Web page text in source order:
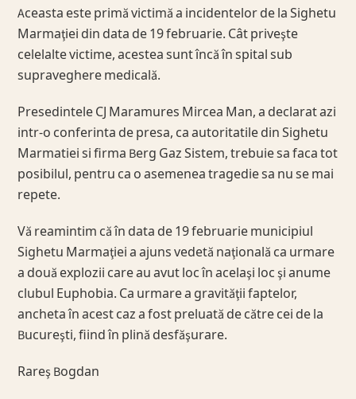
Aceasta este primă victimă a incidentelor de la Sighetu
Marmaţiei din data de 19 februarie. Cât priveşte
celelalte victime, acestea sunt încă în spital sub
supraveghere medicală.
Presedintele CJ Maramures Mircea Man, a declarat azi
intr-o conferinta de presa, ca autoritatile din Sighetu
Marmatiei si firma Berg Gaz Sistem, trebuie sa faca tot
posibilul, pentru ca o asemenea tragedie sa nu se mai
repete.
Vă reamintim că în data de 19 februarie municipiul
Sighetu Marmaţiei a ajuns vedetă naţională ca urmare
a două explozii care au avut loc în acelaşi loc şi anume
clubul Euphobia. Ca urmare a gravităţii faptelor,
ancheta în acest caz a fost preluată de către cei de la
Bucureşti, fiind în plină desfăşurare.
Rareş Bogdan